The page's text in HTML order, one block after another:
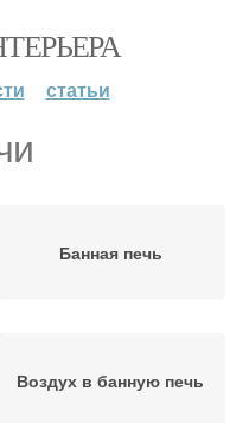
статьи
Банная печь
Воздух в банную печь